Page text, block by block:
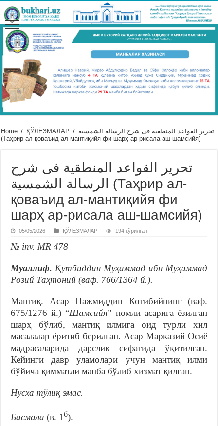
Home / ҚЎЛЁЗМАЛАР / تحرير القواعد المنطقية فى شرح الرسالة الشمسية
(Таҳрир ал-қоваъид ал-мантиқийя фи шарҳ ар-рисала аш-шамсийя)
تحرير القواعد المنطقية فى شرح
الرسالة الشمسية (Таҳрир ал-
қоваъид ал-мантиқийя фи
шарҳ ар-рисала аш-шамсийя)
05/05/2026 ҚЎЛЁЗМАЛАР 194 кўрилган
№ inv. MR 478
Муаллиф. Қутбиддин Муҳаммад ибн Муҳаммад
Розий Таҳтоний (ваф. 766/1364 й.).
Мантиқ. Асар Нажмиддин Котибийнинг (ваф.
675/1276 й.) “Шамсийя” номли асарига ёзилган
шарҳ бўлиб, мантиқ илмига оид турли хил
масалалар ёритиб берилган. Асар Марказий Осиё
мадрасаларида дарслик сифатида ўқитилган.
Кейинги давр уламолари учун мантиқ илми
бўйича қимматли манба бўлиб хизмат қилган.
Нусха тўлиқ эмас.
Басмала(в. 1б).